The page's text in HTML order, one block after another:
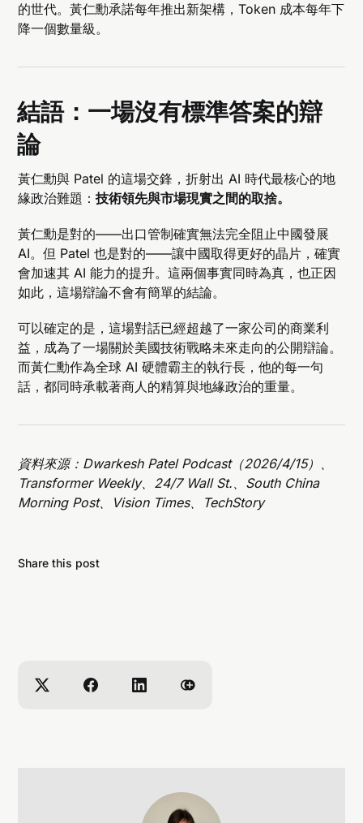
的世代。黃仁勳承諾每年推出新架構，Token 成本每年下
降一個數量級。
結語：一場沒有標準答案的辯
論
黃仁勳與 Patel 的這場交鋒，折射出 AI 時代最核心的地
緣政治難題：技術領先與市場現實之間的取捨。
黃仁勳是對的——出口管制確實無法完全阻止中國發展
AI。但 Patel 也是對的——讓中國取得更好的晶片，確實
會加速其 AI 能力的提升。這兩個事實同時為真，也正因
如此，這場辯論不會有簡單的結論。
可以確定的是，這場對話已經超越了一家公司的商業利
益，成為了一場關於美國技術戰略未來走向的公開辯論。
而黃仁勳作為全球 AI 硬體霸主的執行長，他的每一句
話，都同時承載著商人的精算與地緣政治的重量。
資料來源：Dwarkesh Patel Podcast（2026/4/15）、
Transformer Weekly、24/7 Wall St.、South China
Morning Post、Vision Times、TechStory
Share this post